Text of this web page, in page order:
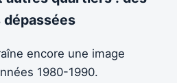
encore une image
1980-1990.